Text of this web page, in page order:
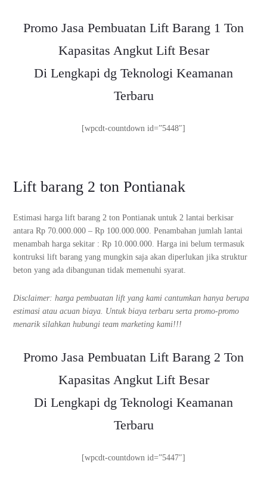
Promo Jasa Pembuatan Lift Barang 1 Ton
Kapasitas Angkut Lift Besar
Di Lengkapi dg Teknologi Keamanan
Terbaru
[wpcdt-countdown id=”5448″]
Lift barang 2 ton Pontianak
Estimasi harga lift barang 2 ton Pontianak untuk 2 lantai berkisar
antara Rp 70.000.000 – Rp 100.000.000. Penambahan jumlah lantai
menambah harga sekitar : Rp 10.000.000. Harga ini belum termasuk
kontruksi lift barang yang mungkin saja akan diperlukan jika struktur
beton yang ada dibangunan tidak memenuhi syarat.
Disclaimer: harga pembuatan lift yang kami cantumkan hanya berupa
estimasi atau acuan biaya. Untuk biaya terbaru serta promo-promo
menarik silahkan hubungi team marketing kami!!!
Promo Jasa Pembuatan Lift Barang 2 Ton
Kapasitas Angkut Lift Besar
Di Lengkapi dg Teknologi Keamanan
Terbaru
[wpcdt-countdown id=”5447″]